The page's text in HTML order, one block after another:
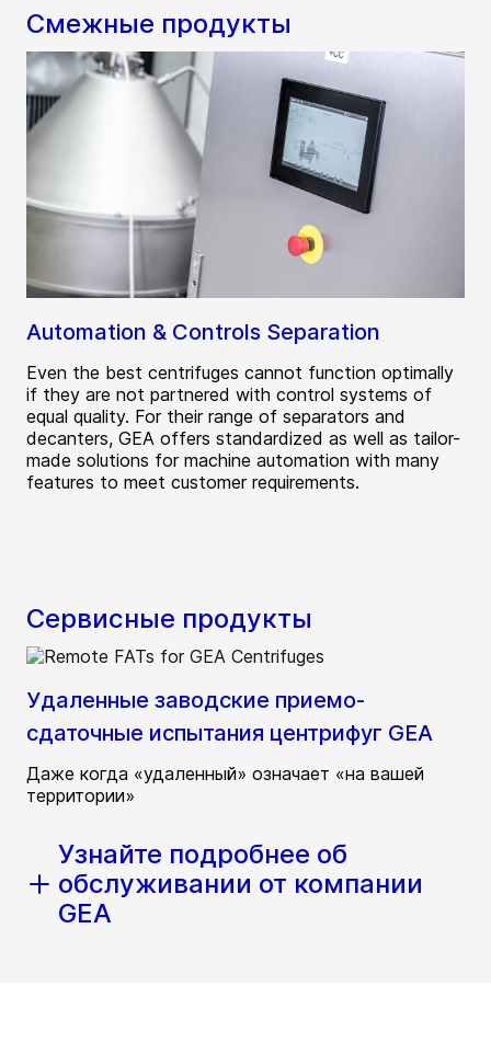
Смежные продукты
Automation & Controls Separation
Even the best centrifuges cannot function optimally
if they are not partnered with control systems of
equal quality. For their range of separators and
decanters, GEA offers standardized as well as tailor-
made solutions for machine automation with many
features to meet customer requirements.
Сервисные продукты
Удаленные заводские приемо-
сдаточные испытания центрифуг GEA
Даже когда «удаленный» означает «на вашей
территории»
Узнайте подробнее об
обслуживании от компании
GEA